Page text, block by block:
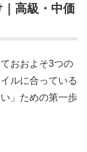
高級・中価
おおよそ3つの
ルに合っている
」ための第一歩